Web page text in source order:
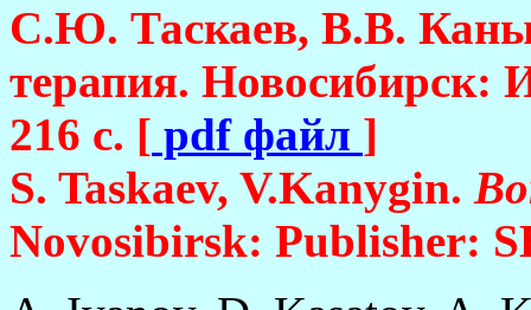
С.Ю. Таскаев, В.В.
терапия. Новосибирск:
216 с. [ pdf файл ]
S. Taskaev, V.Kanygin.
Novosibirsk: Publisher: